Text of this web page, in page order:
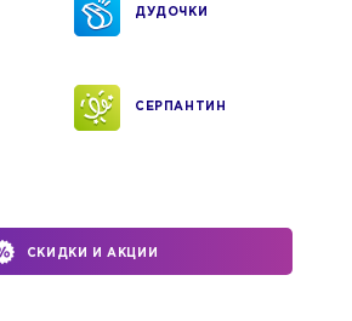
ДУДОЧКИ
СЕРПАНТИН
СКИДКИ И АКЦИИ